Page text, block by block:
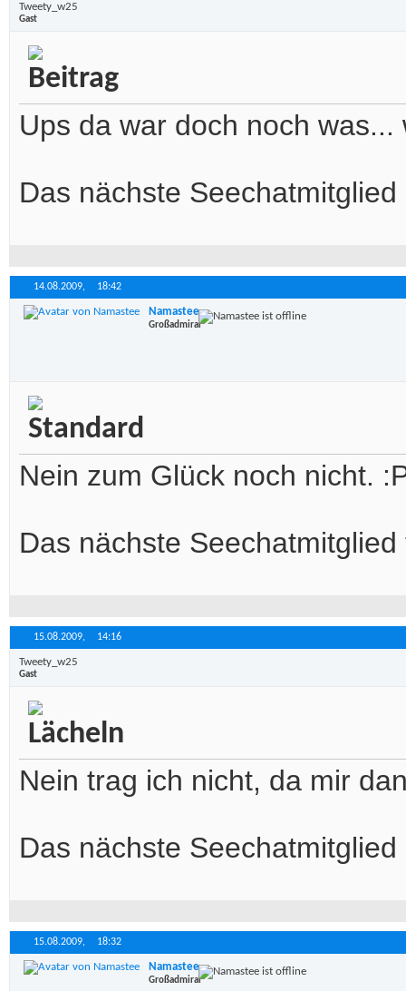
Tweety_w25
Gast
Ups da war doch noch
Das nächste
14.08.2009, 18:42
Namastee
Großadmiral
Nein zum Glück noch nicht.
Das nächste
15.08.2009, 14:16
Tweety_w25
Gast
Nein trag ich nicht, da mir
Das nächste
15.08.2009, 18:32
Namastee
Großadmiral